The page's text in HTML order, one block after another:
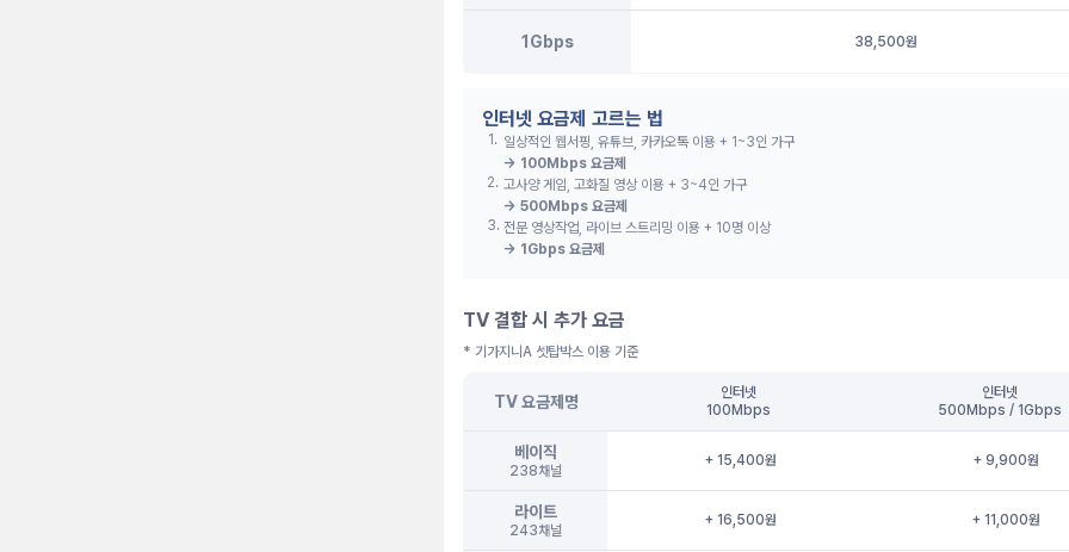
1Gbps 38,500원
인터넷 요금제 고르는 법
1 . 일상적인 웹서핑, 유튜브, 카카오톡 이용 + 1~3인 가구
→ 100Mbps 요금제
2. 고사양 게임, 고화질 영상 이용 + 3~4인 가구
→ 500Mbps 요금제
3. 전문 영상작업, 라이브 스트리밍 이용 + 10명 이상
→ 1Gbps 요금제
TV 결합 시 추가 요금
* 기가지니A 셋탑박스 이용 기준
TV 요금제명
인터넷
100Mbps
인터넷
500Mbps / 1Gbps
베이직
238채널
+ 15,400원 + 9,900원
라이트
243채널
+ 16,500원 + 11,000원